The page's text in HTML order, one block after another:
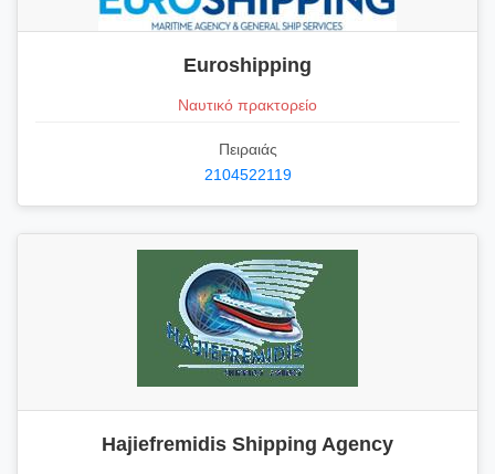
Euroshipping
Ναυτικό πρακτορείο
Πειραιάς
2104522119
Hajiefremidis Shipping Agency